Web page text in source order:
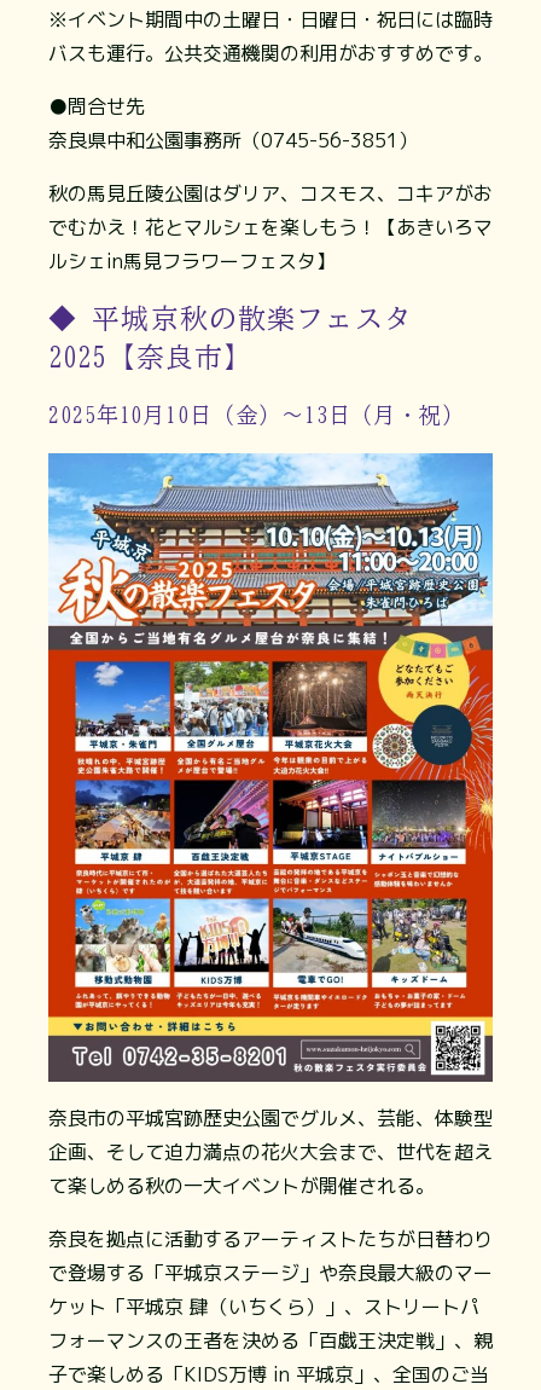
※イベント期間中の土曜日・日曜日・祝日には臨時
バスも運行。公共交通機関の利用がおすすめです。
●問合せ先
奈良県中和公園事務所（0745-56-3851）
秋の馬見丘陵公園はダリア、コスモス、コキアがお
でむかえ！花とマルシェを楽しもう！【あきいろマ
ルシェin馬見フラワーフェスタ】
◆ 平城京秋の散楽フェスタ
2025【奈良市】
2025年10月10日（金）～13日（月・祝）
奈良市の平城宮跡歴史公園でグルメ、芸能、体験型
企画、そして迫力満点の花火大会まで、世代を超え
て楽しめる秋の一大イベントが開催される。
奈良を拠点に活動するアーティストたちが日替わり
で登場する「平城京ステージ」や奈良最大級のマー
ケット「平城京 肆（いちくら）」、ストリートパ
フォーマンスの王者を決める「百戯王決定戦」、親
子で楽しめる「KIDS万博 in 平城京」、全国のご当